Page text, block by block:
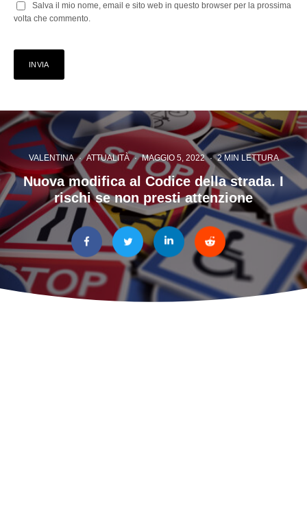
Salva il mio nome, email e sito web in questo browser per la prossima
volta che commento.
VALENTINA · ATTUALITÀ · MAGGIO 5, 2022 · 2 MIN LETTURA
Nuova modifica al Codice della strada. I
rischi se non presti attenzione